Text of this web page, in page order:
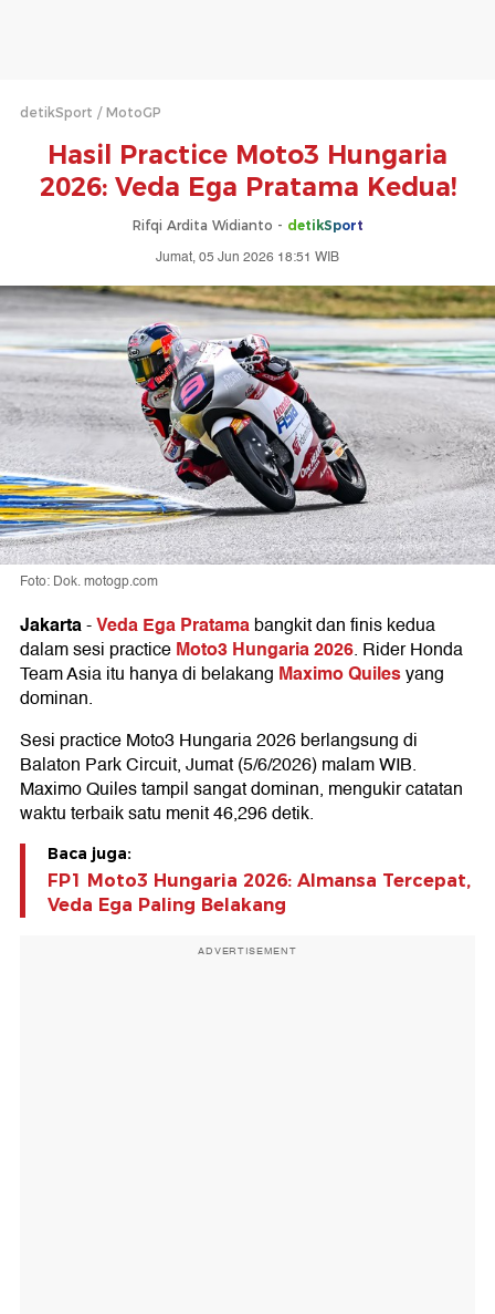
detikSport MotoGP
Hasil Practice Moto3 Hungaria
2026: Veda Ega Pratama Kedua!
Rifqi Ardita Widianto - detikSport
Jumat, 05 Jun 2026 18:51 WIB
Foto: Dok. motogp.com
Jakarta-Veda Ega Pratamabangkit dan finis kedua
dalam sesi practiceMoto3 Hungaria 2026. Rider Honda
Team Asia itu hanya di belakang Maximo Quilesyang
dominan.
Sesi practice Moto3 Hungaria 2026 berlangsung di
Balaton Park Circuit, Jumat (5/6/2026) malam WIB.
Maximo Quiles tampil sangat dominan, mengukir catatan
waktu terbaik satu menit 46,296 detik.
Baca juga:
FP1 Moto3 Hungaria 2026: Almansa Tercepat,
Veda Ega Paling Belakang
ADVERTISEMENT